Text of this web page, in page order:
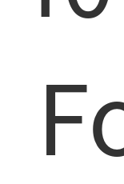
说，研制‘
材料产业前
学研究院副
宋云涛介绍